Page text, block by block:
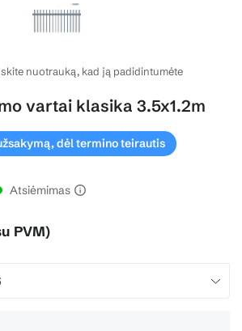
nuotrauką, kad ją padidintumėte
vartai klasika 3.5x1.2m
dėl termino teirautis
Atsiėmimas
PVM)